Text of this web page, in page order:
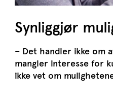
Synliggjør
– Det handler ikke om
mangler interesse for
ikke vet om